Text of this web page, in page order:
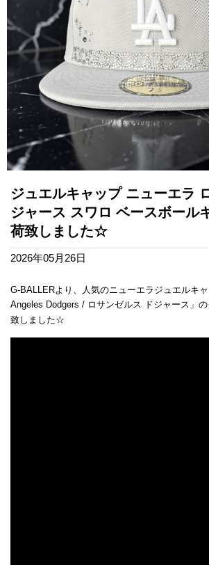
ジュエルキャップ ニューエラ
ジャース スワロ ベースボール
荷致しました☆
2026年05月26日
G-BALLERより、人気のニューエラジュエルキ
Angeles Dodgers / ロサンゼルス ドジャース」
致しました☆